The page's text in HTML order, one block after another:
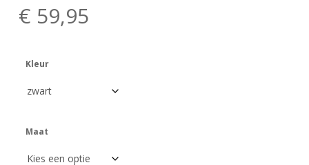
€ 59,95
Kleur
Maat